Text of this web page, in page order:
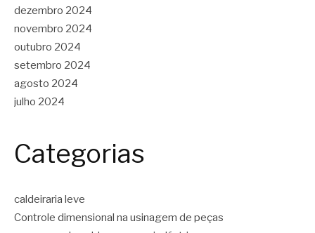
dezembro 2024
novembro 2024
outubro 2024
setembro 2024
agosto 2024
julho 2024
Categorias
caldeiraria leve
Controle dimensional na usinagem de peças